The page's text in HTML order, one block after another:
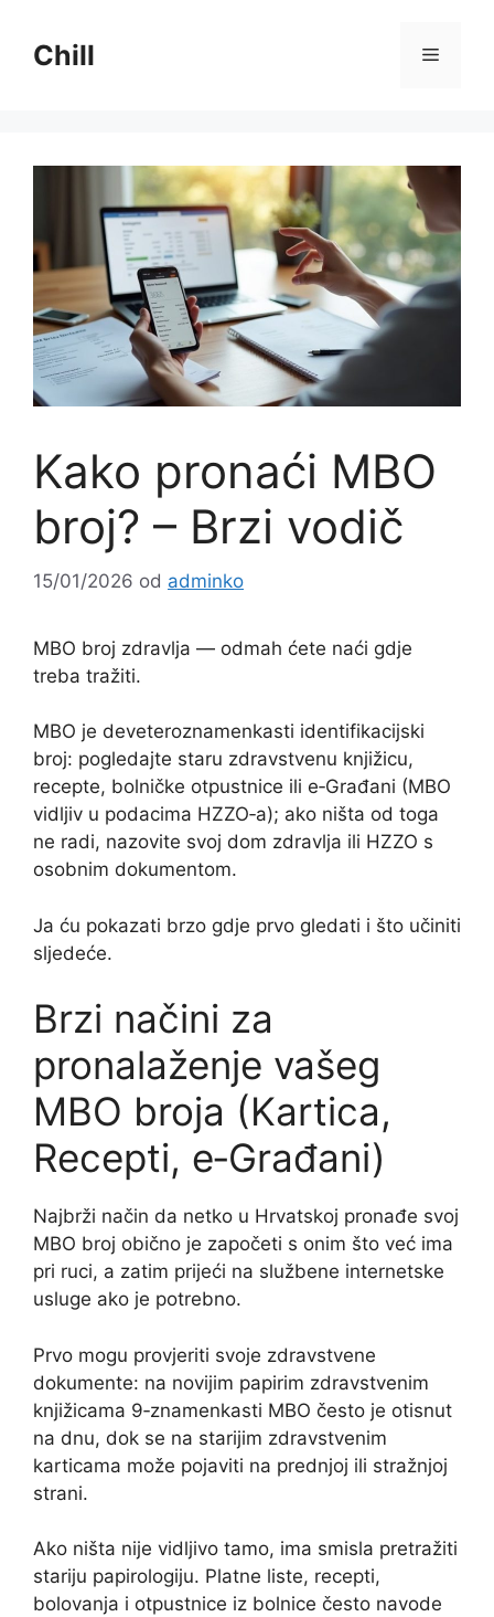
sadržajChill
Kako pronaći MBO
broj? – Brzi vodič
15/01/2026 od adminko
MBO broj zdravlja — odmah ćete naći gdje
treba tražiti.
MBO je deveteroznamenkasti identifikacijski
broj: pogledajte staru zdravstvenu knjižicu,
recepte, bolničke otpustnice ili e‑Građani (MBO
vidljiv u podacima HZZO‑a); ako ništa od toga
ne radi, nazovite svoj dom zdravlja ili HZZO s
osobnim dokumentom.
Ja ću pokazati brzo gdje prvo gledati i što učiniti
sljedeće.
Brzi načini za
pronalaženje vašeg
MBO broja (Kartica,
Recepti, e‑Građani)
Najbrži način da netko u Hrvatskoj pronađe svoj
MBO broj obično je započeti s onim što već ima
pri ruci, a zatim prijeći na službene internetske
usluge ako je potrebno.
Prvo mogu provjeriti svoje zdravstvene
dokumente: na novijim papirim zdravstvenim
knjižicama 9‑znamenkasti MBO često je otisnut
na dnu, dok se na starijim zdravstvenim
karticama može pojaviti na prednjoj ili stražnjoj
strani.
Ako ništa nije vidljivo tamo, ima smisla pretražiti
stariju papirologiju. Platne liste, recepti,
bolovanja i otpustnice iz bolnice često navode